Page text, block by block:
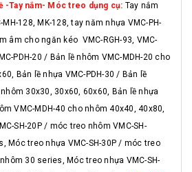
-Tay nắm- Móc treo dụng cụ: Tay nắm
128, MK-128, tay năm nhựa VMC-PH-
âm cho ngăn kéo VMC-RGH-93, VMC-
PDH-20 / Bản lề nhôm VMC-MDH-20 cho
Bản lề nhựa VMC-PDH-30 / Bản lề
30x30, 30x60, 60x60, Bản lề nhựa
VMC-MDH-40 cho nhôm 40x40, 40x80,
SH-20P / móc treo nhôm VMC-SH-
Móc treo nhựa VMC-SH-30P / móc treo
30 series, Móc treo nhựa VMC-SH-